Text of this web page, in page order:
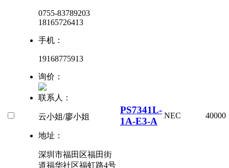
0755-83789203
18165726413
手机：
19168775913
询价：
联系人：
云小姐/廖小姐
地址：
深圳市福田区福田街
道福华社区福虹路4号
PS7341L-
1A-E3-A
NEC 40000